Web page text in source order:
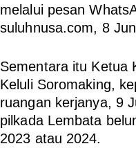
melalui pesan
suluhnusa.com, 8
Sementara itu Ketua
Keluli Soromaking,
ruangan kerjanya, 9
pilkada Lembata
2023 atau 2024.